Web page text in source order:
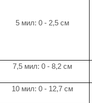
5 мил: 0 - 2,5 см
7,5 мил: 0 - 8,2 см
10 мил: 0 - 12,7 см